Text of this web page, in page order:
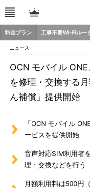
料金プラン 工事不要Wi-Fiルー
ニュース
OCN モバイル
を修理・交換する
ん補償」提供開始
「OCN モバイル
ービスを提供開始
音声対応SIM利用者
理・交換などを行う
月額利用料は500円